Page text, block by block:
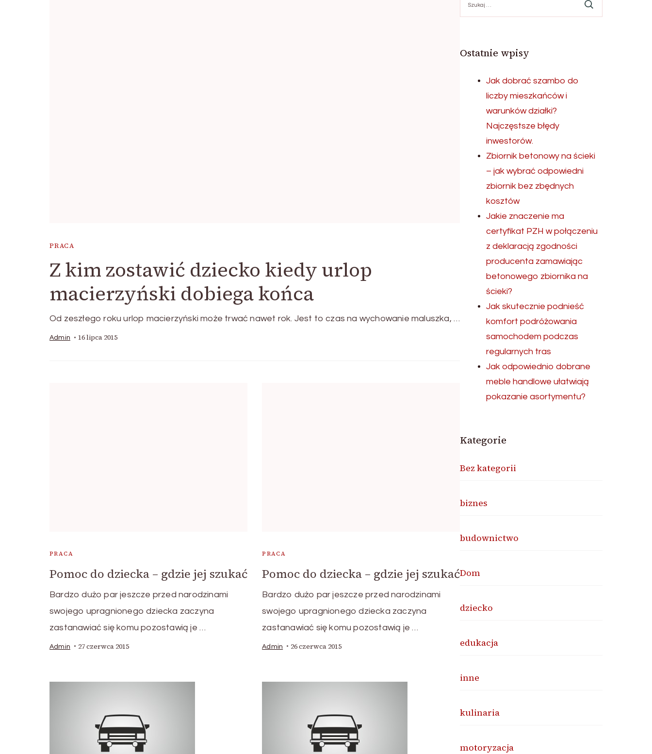
PRACA
Z kim zostawić dziecko kiedy urlop
macierzyński dobiega końca
Od zeszłego roku urlop macierzyński może trwać nawet rok. Jest to czas na wychowanie maluszka, …
Admin 16 lipca 2015
PRACA
Pomoc do dziecka – gdzie jej szukać
Bardzo dużo par jeszcze przed narodzinami
swojego upragnionego dziecka zaczyna
zastanawiać się komu pozostawią je …
Admin 27 czerwca 2015
PRACA
Pomoc do dziecka – gdzie jej szukać
Bardzo dużo par jeszcze przed narodzinami
swojego upragnionego dziecka zaczyna
zastanawiać się komu pozostawią je …
Admin 26 czerwca 2015
Ostatnie wpisy
Jak dobrać szambo do
liczby mieszkańców i
warunków działki?
Najczęstsze błędy
inwestorów.
Zbiornik betonowy na ścieki
– jak wybrać odpowiedni
zbiornik bez zbędnych
kosztów
Jakie znaczenie ma
certyfikat PZH w połączeniu
z deklaracją zgodności
producenta zamawiając
betonowego zbiornika na
ścieki?
Jak skutecznie podnieść
komfort podróżowania
samochodem podczas
regularnych tras
Jak odpowiednio dobrane
meble handlowe ułatwiają
pokazanie asortymentu?
Kategorie
Bez kategorii
biznes
budownictwo
Dom
dziecko
edukacja
inne
kulinaria
motoryzacja